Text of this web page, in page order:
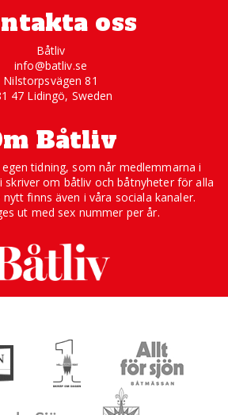
oss
Båtliv
info@batliv.se
Nilstorpsvägen 81
47 Lidingö, Sweden
Båtliv
tidning, som når medlemmarna i
skriver om båtliv och båtnyheter för alla
finns även i våra sociala kanaler.
ut med sex nummer per år.